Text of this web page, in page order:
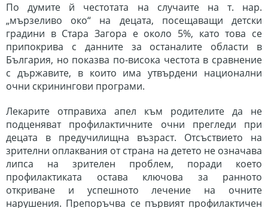
По думите й честотата на случаите на т. нар.
„мързеливо око“ на децата, посещаващи детски
градини в Стара Загора е около 5%, като това се
припокрива с данните за останалите области в
България, но показва по-висока честота в сравнение
с държавите, в които има утвърдени национални
очни скринингови програми.
Лекарите отправиха апел към родителите да не
подценяват профилактичните очни прегледи при
децата в предучилищна възраст. Отсъствието на
зрителни оплаквания от страна на детето не означава
липса на зрителен проблем, поради което
профилактиката остава ключова за ранното
откриване и успешното лечение на очните
нарушения. Препоръчва сепървият профилактичен